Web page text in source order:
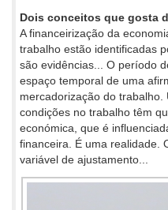
Dois conceitos que gosta
A financeirização da
trabalho estão identificadas
são evidências... O período
espaço temporal de uma
mercadorização do
condições no trabalho têm
económica, que é
financeira. É uma realidade.
variável de ajustamento...